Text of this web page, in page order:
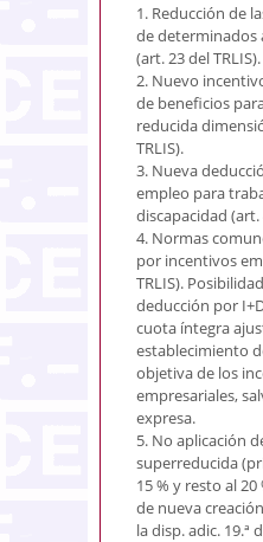
1. Reducción de
de determinados
(art. 23 del TRLIS).
2. Nuevo
de beneficios
reducida
TRLIS).
3. Nueva
empleo para
discapacidad (art.
4. Normas
por incentivos
TRLIS).
deducción por
cuota íntegra
establecimiento
objetiva de los
empresariales,
expresa.
5. No aplicación
superreducida
15 % y resto al
de nueva
la disp. adic. 19.ª